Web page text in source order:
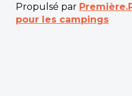
Propulsé par
pour les campings